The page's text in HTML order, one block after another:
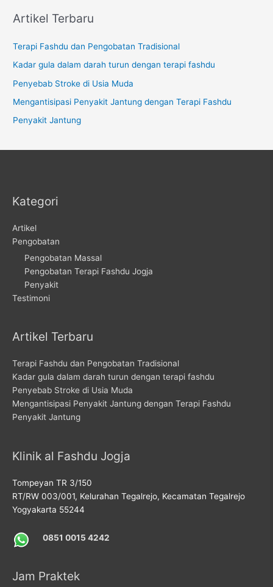
Artikel Terbaru
Terapi Fashdu dan Pengobatan Tradisional
Kadar gula dalam darah turun dengan terapi fashdu
Penyebab Stroke di Usia Muda
Mengantisipasi Penyakit Jantung dengan Terapi Fashdu
Penyakit Jantung
Kategori
Artikel
Pengobatan
Pengobatan Massal
Pengobatan Terapi Fashdu Jogja
Penyakit
Testimoni
Artikel Terbaru
Terapi Fashdu dan Pengobatan Tradisional
Kadar gula dalam darah turun dengan terapi fashdu
Penyebab Stroke di Usia Muda
Mengantisipasi Penyakit Jantung dengan Terapi Fashdu
Penyakit Jantung
Klinik al Fashdu Jogja
Tompeyan TR 3/150
RT/RW 003/001, Kelurahan Tegalrejo, Kecamatan Tegalrejo
Yogyakarta 55244
0851 0015 4242
Jam Praktek